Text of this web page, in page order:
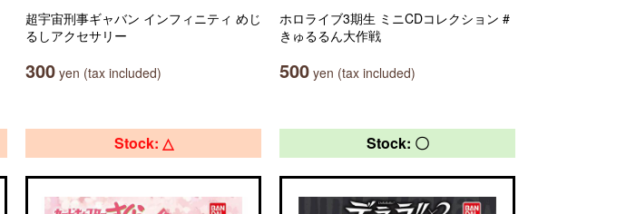
超宇宙刑事ギャバン インフィニティ めじ
るしアクセサリー
300 yen (tax included)
ホロライブ3期生 ミニCDコレクション #
きゅるるん大作戦
500 yen (tax included)
Stock: △ Stock: 〇